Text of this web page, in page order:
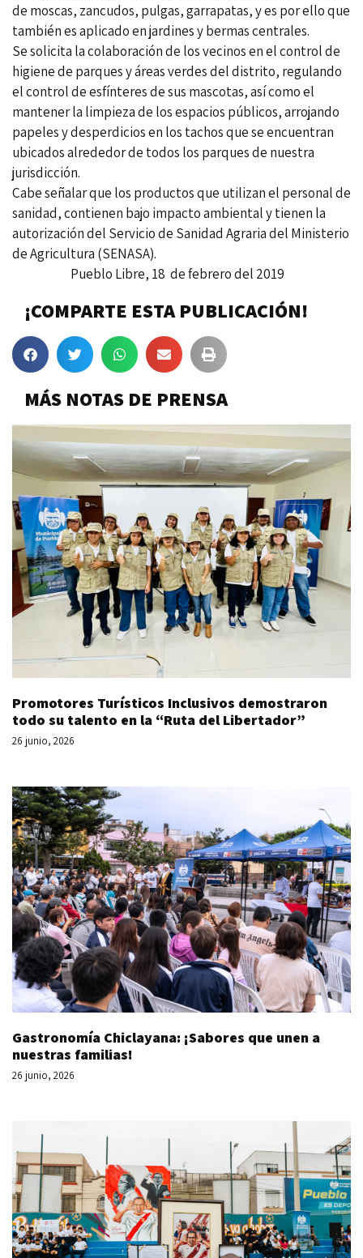
de moscas, zancudos, pulgas, garrapatas, y es por ello que
también es aplicado en jardines y bermas centrales.
Se solicita la colaboración de los vecinos en el control de
higiene de parques y áreas verdes del distrito, regulando
el control de esfínteres de sus mascotas, así como el
mantener la limpieza de los espacios públicos, arrojando
papeles y desperdicios en los tachos que se encuentran
ubicados alrededor de todos los parques de nuestra
jurisdicción.
Cabe señalar que los productos que utilizan el personal de
sanidad, contienen bajo impacto ambiental y tienen la
autorización del Servicio de Sanidad Agraria del Ministerio
de Agricultura (SENASA).
Pueblo Libre, 18 de febrero del 2019
¡COMPARTE ESTA PUBLICACIÓN!
MÁS NOTAS DE PRENSA
Promotores Turísticos Inclusivos demostraron
todo su talento en la “Ruta del Libertador”
26 junio, 2026
Gastronomía Chiclayana: ¡Sabores que unen a
nuestras familias!
26 junio, 2026